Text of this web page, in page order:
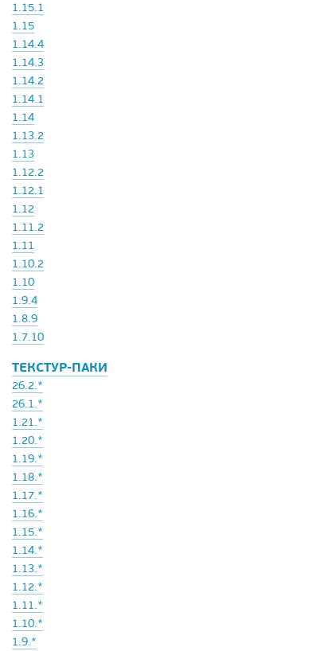
1.15.1
1.15
1.14.4
1.14.3
1.14.2
1.14.1
1.14
1.13.2
1.13
1.12.2
1.12.1
1.12
1.11.2
1.11
1.10.2
1.10
1.9.4
1.8.9
1.7.10
ТЕКСТУР-ПАКИ
26.2.*
26.1.*
1.21.*
1.20.*
1.19.*
1.18.*
1.17.*
1.16.*
1.15.*
1.14.*
1.13.*
1.12.*
1.11.*
1.10.*
1.9.*